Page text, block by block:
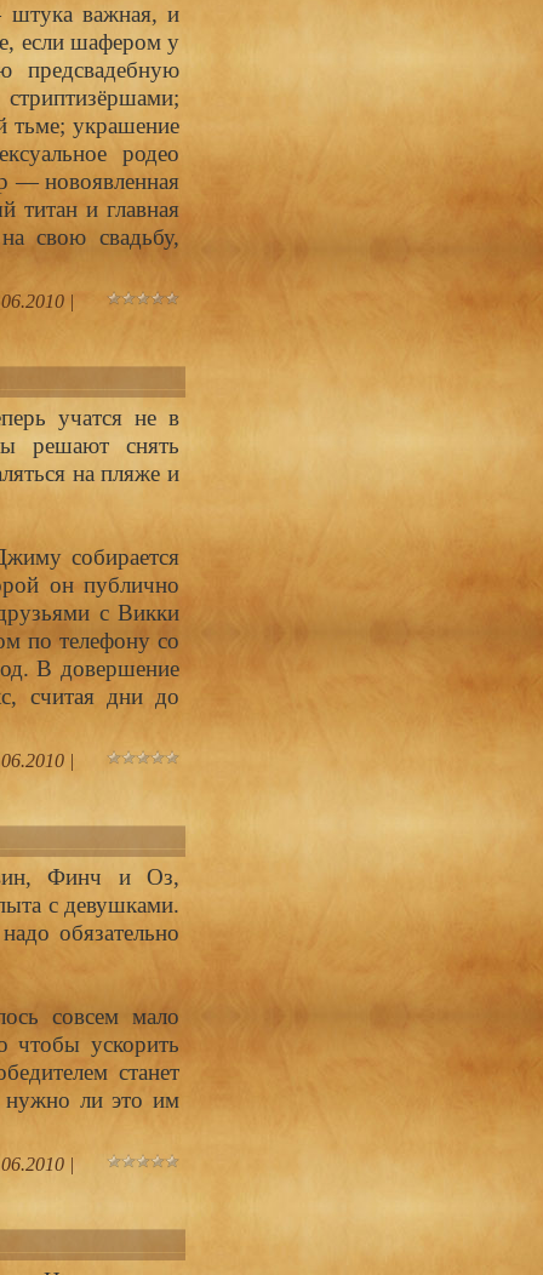
важная, и
если шафером у
предсвадебную
тьме; украшение
родео
— новоявленная
титан и главная
свою свадьбу,
|
учатся не в
решают снять
на пляже и
собирается
он публично
с Викки
по телефону со
В довершение
считая дни до
|
Финч и Оз,
с девушками.
обязательно
совсем мало
чтобы ускорить
станет
нужно ли это им
|